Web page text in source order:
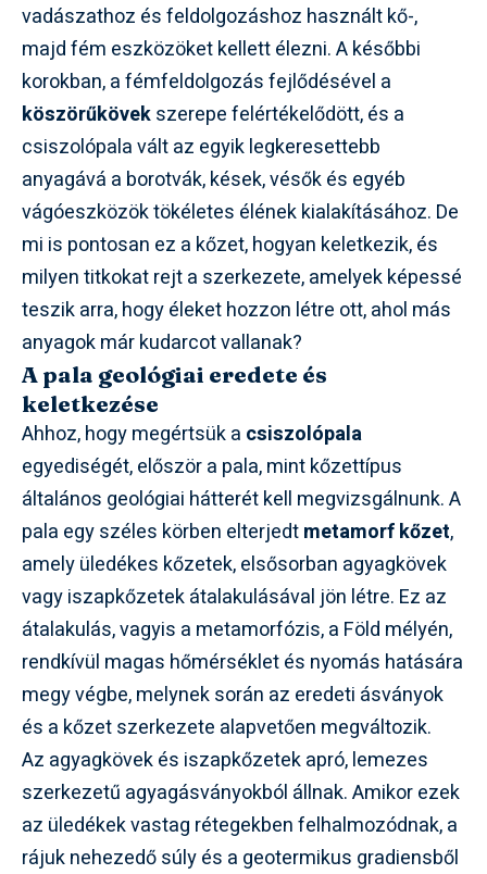
vadászathoz és feldolgozáshoz használt kő-,
majd fém eszközöket kellett élezni. A későbbi
korokban, a fémfeldolgozás fejlődésével a
köszörűkövekszerepe felértékelődött, és a
csiszolópala vált az egyik legkeresettebb
anyagává a borotvák, kések, vésők és egyéb
vágóeszközök tökéletes élének kialakításához. De
mi is pontosan ez a kőzet, hogyan keletkezik, és
milyen titkokat rejt a szerkezete, amelyek képessé
teszik arra, hogy éleket hozzon létre ott, ahol más
anyagok már kudarcot vallanak?
A pala geológiai eredete és
keletkezése
Ahhoz, hogy megértsük a csiszolópala
egyediségét, először a pala, mint kőzettípus
általános geológiai hátterét kell megvizsgálnunk. A
pala egy széles körben elterjedtmetamorf kőzet,
amely üledékes kőzetek, elsősorban agyagkövek
vagy iszapkőzetek átalakulásával jön létre. Ez az
átalakulás, vagyis a metamorfózis, a Föld mélyén,
rendkívül magas hőmérséklet és nyomás hatására
megy végbe, melynek során az eredeti ásványok
és a kőzet szerkezete alapvetően megváltozik.
Az agyagkövek és iszapkőzetek apró, lemezes
szerkezetű agyagásványokból állnak. Amikor ezek
az üledékek vastag rétegekben felhalmozódnak, a
rájuk nehezedő súly és a geotermikus gradiensből